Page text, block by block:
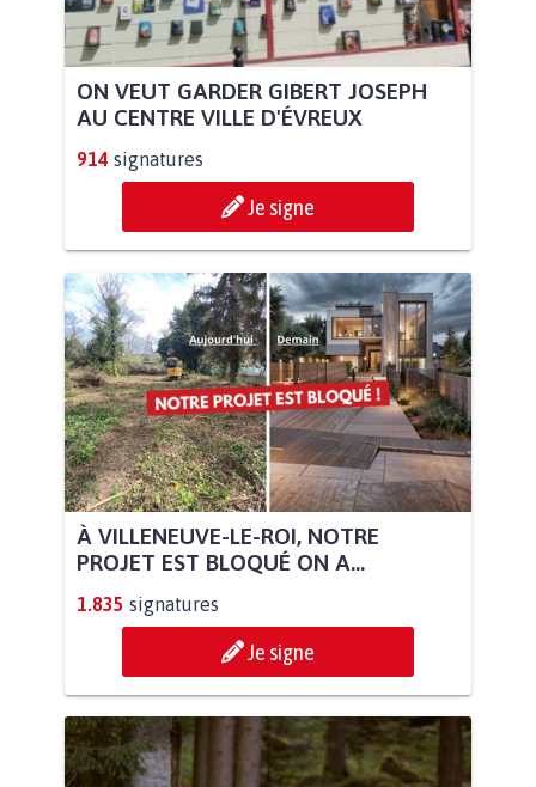
ON VEUT GARDER GIBERT JOSEPH
AU CENTRE VILLE D'ÉVREUX
914 signatures
Je signe
À VILLENEUVE-LE-ROI, NOTRE
PROJET EST BLOQUÉ ON A...
1.835 signatures
Je signe